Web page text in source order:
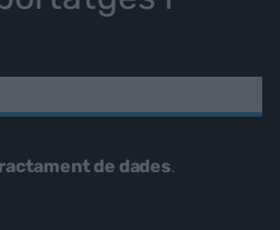
de dades